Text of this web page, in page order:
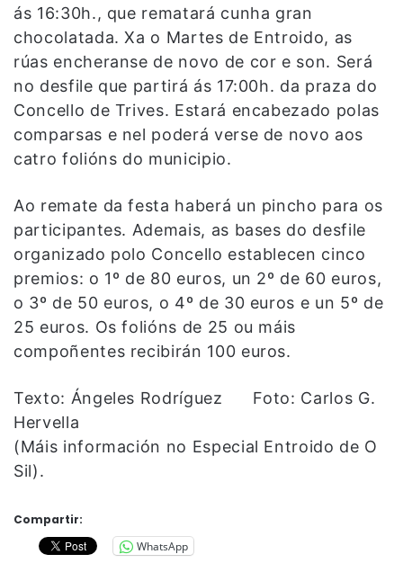
ás 16:30h., que rematará cunha gran
chocolatada. Xa o Martes de Entroido, as
rúas encheranse de novo de cor e son. Será
no desfile que partirá ás 17:00h. da praza do
Concello de Trives. Estará encabezado polas
comparsas e nel poderá verse de novo aos
catro folións do municipio.
Ao remate da festa haberá un pincho para os
participantes. Ademais, as bases do desfile
organizado polo Concello establecen cinco
premios: o 1º de 80 euros, un 2º de 60 euros,
o 3º de 50 euros, o 4º de 30 euros e un 5º de
25 euros. Os folións de 25 ou máis
compoñentes recibirán 100 euros.
Texto: Ángeles Rodríguez Foto: Carlos G.
Hervella
(Máis información no Especial Entroido de O
Sil).
Compartir:
WhatsApp